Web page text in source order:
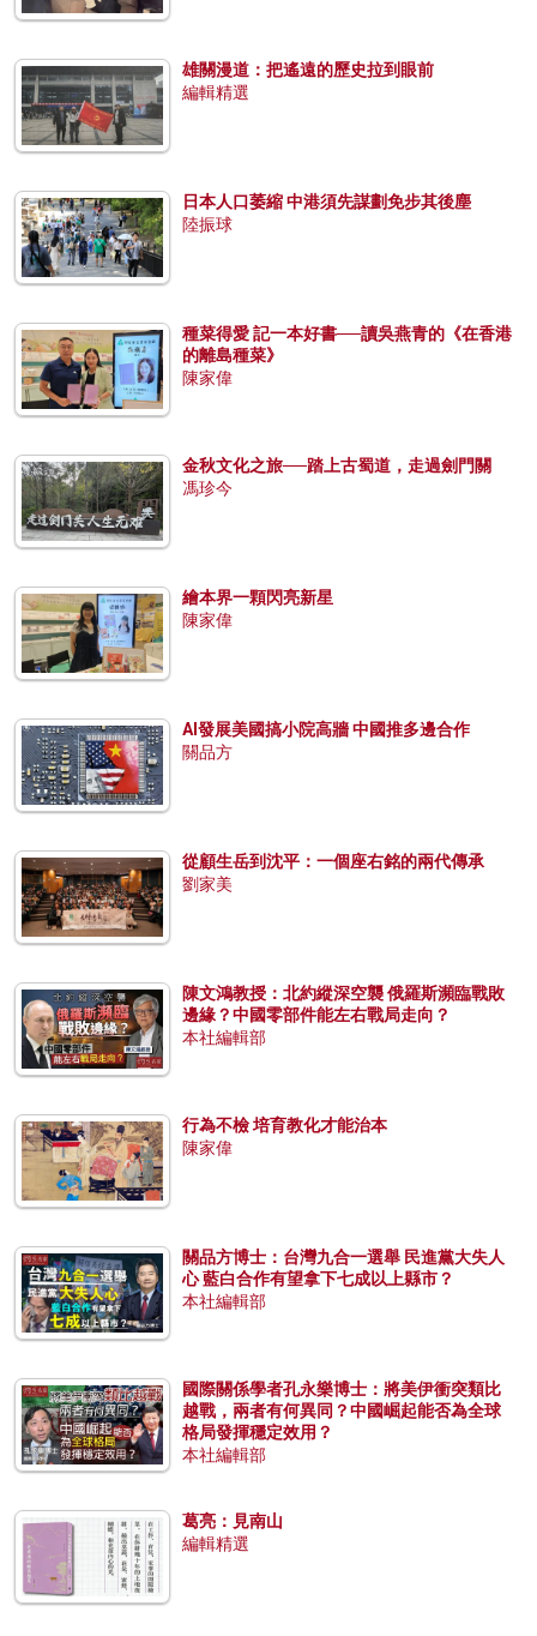
雄關漫道：把遙遠的歷史拉到眼前
編輯精選
日本人口萎縮 中港須先謀劃免步其後塵
陸振球
種菜得愛 記一本好書──讀吳燕青的《在香港
的離島種菜》
陳家偉
金秋文化之旅──踏上古蜀道，走過劍門關
馮珍今
繪本界一顆閃亮新星
陳家偉
AI發展美國搞小院高牆 中國推多邊合作
關品方
從顧生岳到沈平：一個座右銘的兩代傳承
劉家美
陳文鴻教授：北約縱深空襲 俄羅斯瀕臨戰敗
邊緣？中國零部件能左右戰局走向？
本社編輯部
行為不檢 培育教化才能治本
陳家偉
關品方博士：台灣九合一選舉 民進黨大失人
心 藍白合作有望拿下七成以上縣市？
本社編輯部
國際關係學者孔永樂博士：將美伊衝突類比
越戰，兩者有何異同？中國崛起能否為全球
格局發揮穩定效用？
本社編輯部
葛亮：見南山
編輯精選